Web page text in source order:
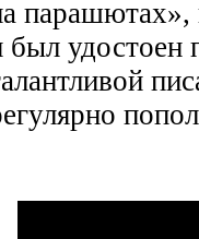
был удостоен